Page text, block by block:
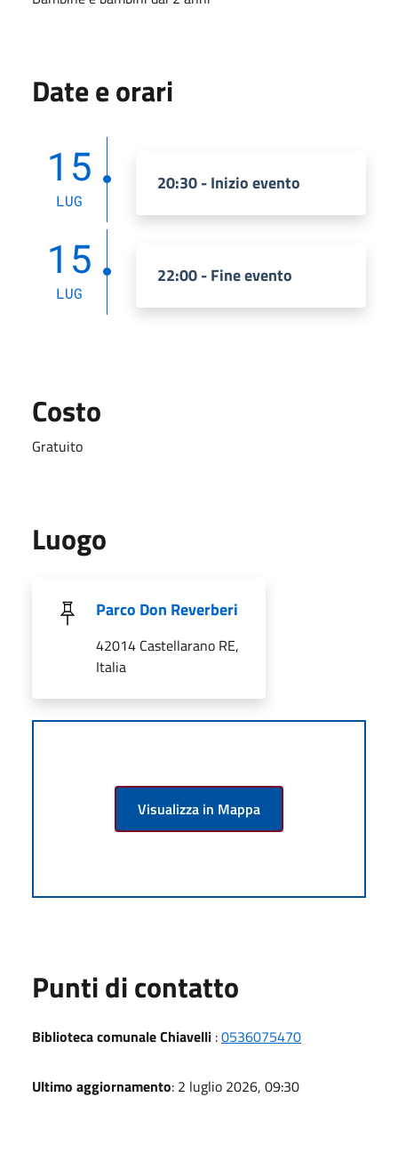
Date e orari
15
LUG
20:30 - Inizio evento
15
LUG
22:00 - Fine evento
Costo
Gratuito
Luogo
Parco Don Reverberi
42014 Castellarano RE,
Italia
Visualizza in Mappa
Punti di contatto
Biblioteca comunale Chiavelli :0536075470
Ultimo aggiornamento: 2 luglio 2026, 09:30